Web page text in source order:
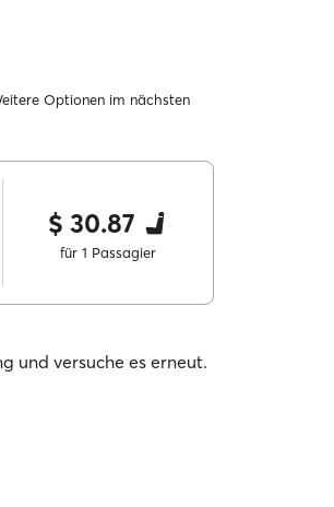
Optionen im nächsten
$ 30.87
für 1 Passagier
und versuche es erneut.